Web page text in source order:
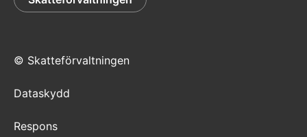
© Skatteförvaltningen
Dataskydd
Respons